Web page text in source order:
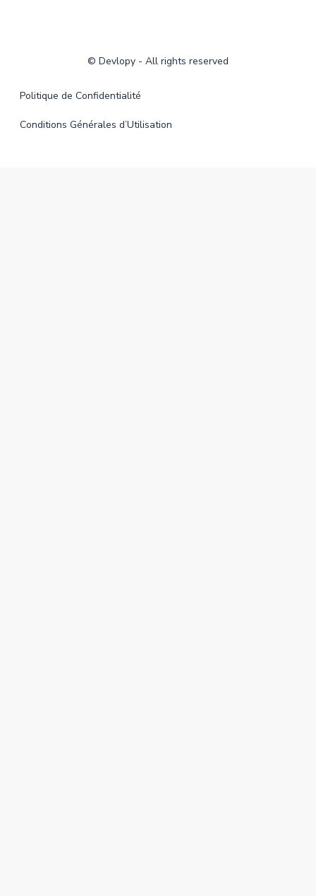
© Devlopy - All rights reserved
Politique de Confidentialité
Conditions Générales d’Utilisation